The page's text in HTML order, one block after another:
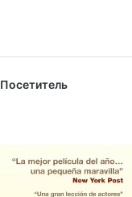
Посетитель